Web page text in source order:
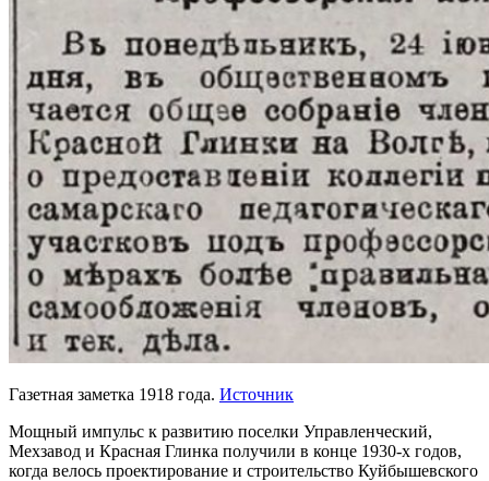
Газетная заметка 1918 года. Источник
Мощный импульс к развитию поселки Управленческий,
Мехзавод и Красная Глинка получили в конце 1930-х годов,
когда велось проектирование и строительство Куйбышевского